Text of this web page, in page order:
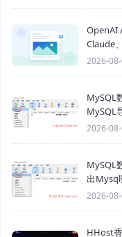
OpenAI
Claude
2026-
MySQL
MySQL
2026-
MySQL
出Mysql
2026-
HHost